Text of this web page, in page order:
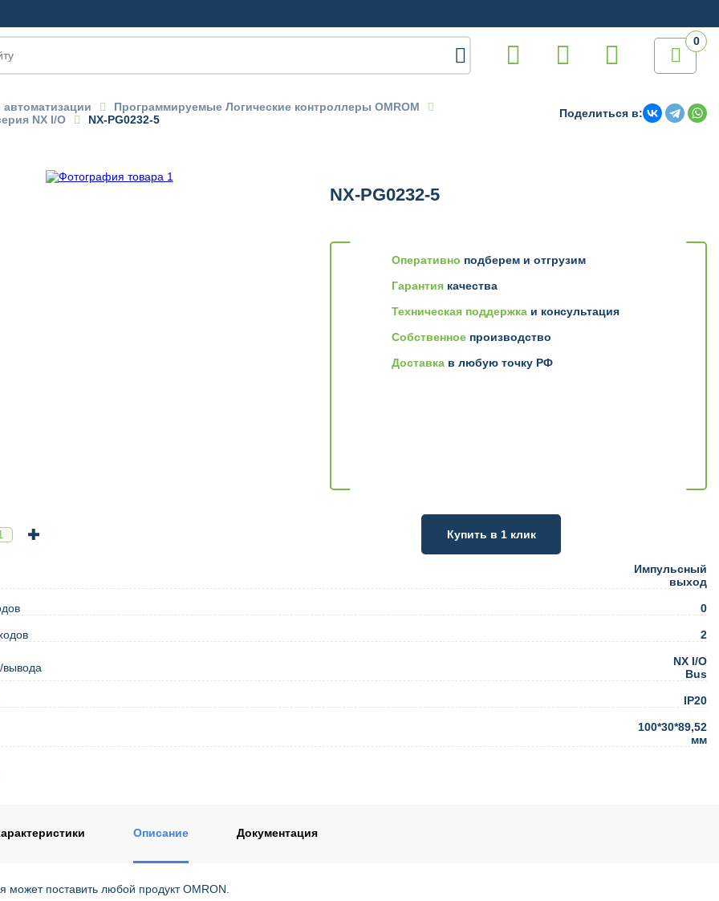

0
Программируемые Логические контроллеры OMROM
NX I/O
NX-PG0232-5 Поделиться в:
NX-PG0232-5
Импульсный
выход
0
2
вывода
NX I/O
Bus
IP20
100*30*89,52
мм
Оперативно подберем и отгрузим
Гарантия качества
Техническая поддержка и консультация
Собственное производство
Доставка в любую точку РФ
Купить в 1 клик
Описание Документация
поставить любой продукт OMRON.